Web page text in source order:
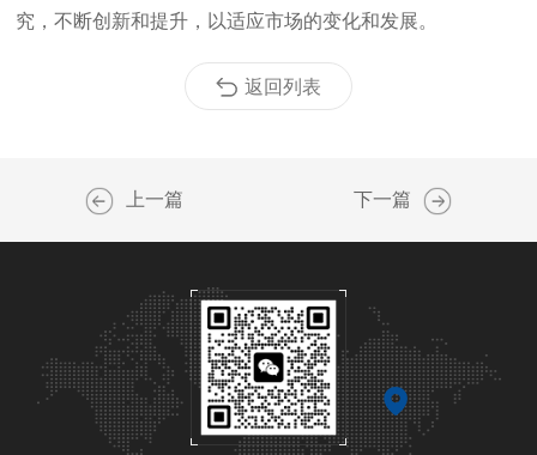
究，不断创新和提升，以适应市场的变化和发展。
返回列表
上一篇 下一篇